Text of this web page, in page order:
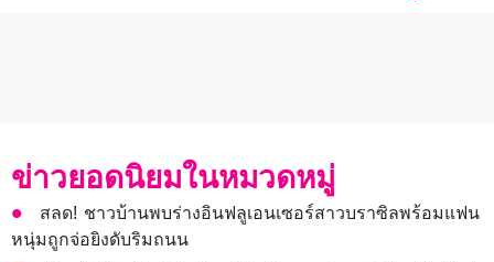
ข่าวยอดนิยมในหมวดหมู่
สลด! ชาวบ้านพบร่างอินฟลูเอนเซอร์สาวบราซิลพร้อมแฟน
หนุ่มถูกจ่อยิงดับริมถนน